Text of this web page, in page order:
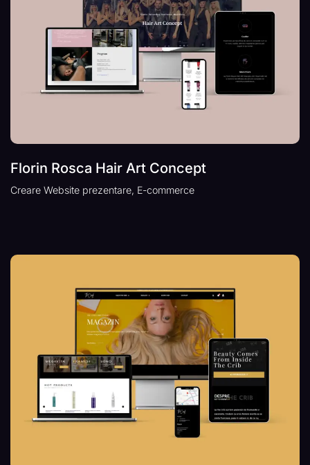
Florin Rosca Hair Art Concept
Creare Website prezentare, E-commerce